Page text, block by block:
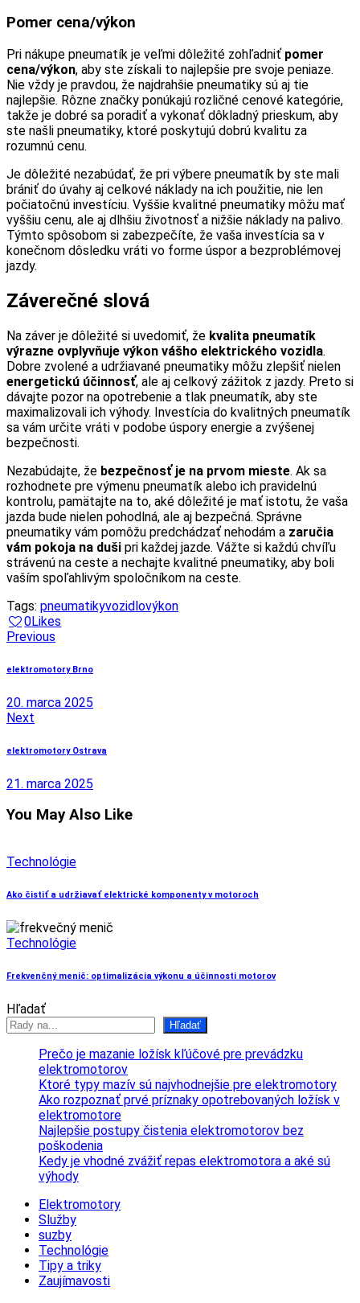
Pomer cena/výkon
Pri nákupe pneumatík je veľmi dôležité zohľadniť pomer
cena/výkon, aby ste získali to najlepšie pre svoje peniaze.
Nie vždy je pravdou, že najdrahšie pneumatiky sú aj tie
najlepšie. Rôzne značky ponúkajú rozličné cenové kategórie,
takže je dobré sa poradiť a vykonať dôkladný prieskum, aby
ste našli pneumatiky, ktoré poskytujú dobrú kvalitu za
rozumnú cenu.
Je dôležité nezabúdať, že pri výbere pneumatík by ste mali
brániť do úvahy aj celkové náklady na ich použitie, nie len
počiatočnú investíciu. Vyššie kvalitné pneumatiky môžu mať
vyššiu cenu, ale aj dlhšiu životnosť a nižšie náklady na palivo.
Týmto spôsobom si zabezpečíte, že vaša investícia sa v
konečnom dôsledku vráti vo forme úspor a bezproblémovej
jazdy.
Záverečné slová
Na záver je dôležité si uvedomiť, že kvalita pneumatík
výrazne ovplyvňuje výkon vášho elektrického vozidla.
Dobre zvolené a udržiavané pneumatiky môžu zlepšiť nielen
energetickú účinnosť, ale aj celkový zážitok z jazdy. Preto si
dávajte pozor na opotrebenie a tlak pneumatík, aby ste
maximalizovali ich výhody. Investícia do kvalitných pneumatík
sa vám určite vráti v podobe úspory energie a zvýšenej
bezpečnosti.
Nezabúdajte, že bezpečnosť je na prvom mieste. Ak sa
rozhodnete pre výmenu pneumatík alebo ich pravidelnú
kontrolu, pamätajte na to, aké dôležité je mať istotu, že vaša
jazda bude nielen pohodlná, ale aj bezpečná. Správne
pneumatiky vám pomôžu predchádzať nehodám a zaručia
vám pokoja na duši pri každej jazde. Vážte si každú chvíľu
strávenú na ceste a nechajte kvalitné pneumatiky, aby boli
vaším spoľahlivým spoločníkom na ceste.
Tags: pneumatikyvozidlovýkon
0Likes
Navigácia
v
Previous
elektromotory Brno
20. marca 2025
Next
elektromotory Ostrava
21. marca 2025
You May Also Like
Technológie
Ako čistiť a udržiavať elektrické komponenty v motoroch
Technológie
Frekvenčný menič: optimalizácia výkonu a účinnosti motorov
Hľadať
Hľadať
Prečo je mazanie ložísk kľúčové pre prevádzku
elektromotorov
Ktoré typy mazív sú najvhodnejšie pre elektromotory
Ako rozpoznať prvé príznaky opotrebovaných ložísk v
elektromotore
Najlepšie postupy čistenia elektromotorov bez
poškodenia
Kedy je vhodné zvážiť repas elektromotora a aké sú
výhody
Elektromotory
Služby
suzby
Technológie
Tipy a triky
Zaujímavosti